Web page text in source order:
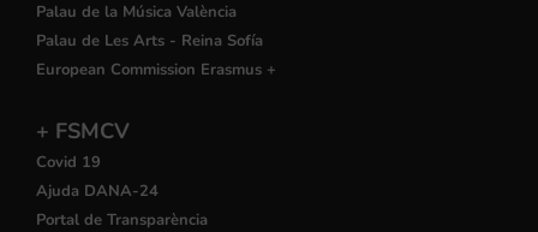
Palau de la Música València
Palau de Les Arts - Reina Sofía
European Commission Erasmus +
+ FSMCV
Covid 19
Ajuda DANA-24
Portal de Transparència